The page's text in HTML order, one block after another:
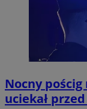
Nocny
uciekał